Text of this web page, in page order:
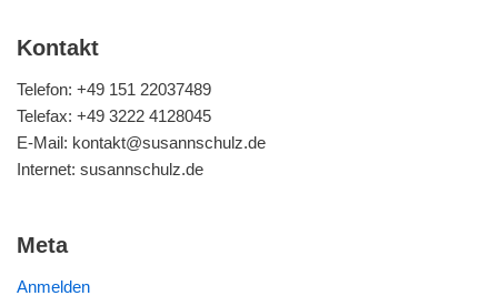
Kontakt
Telefon: +49 151 22037489
Telefax: +49 3222 4128045
E-Mail: kontakt@susannschulz.de
Internet: susannschulz.de
Meta
Anmelden